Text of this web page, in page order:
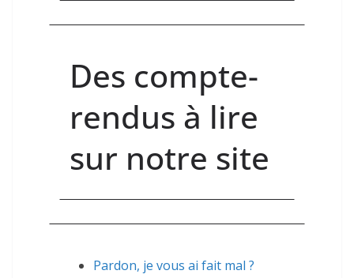
Des compte-
rendus à lire
sur notre site
Pardon, je vous ai fait mal ?